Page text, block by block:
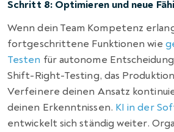
Schritt 8: Optimieren und neue
Wenn dein Team Kompetenz
fortgeschrittene Funktionen wie
Testen für autonome
Shift-Right-Testing, das
Verfeinere deinen Ansatz
deinen Erkenntnissen. KI in der
entwickelt sich ständig weiter.